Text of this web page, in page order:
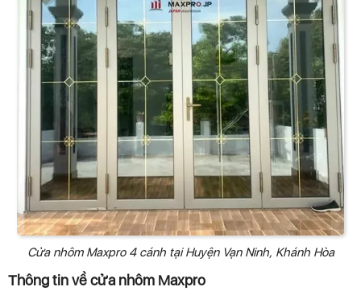
Cửa nhôm Maxpro 4 cánh tại Huyện Vạn Ninh, Khánh Hòa
Thông tin về cửa nhôm Maxpro